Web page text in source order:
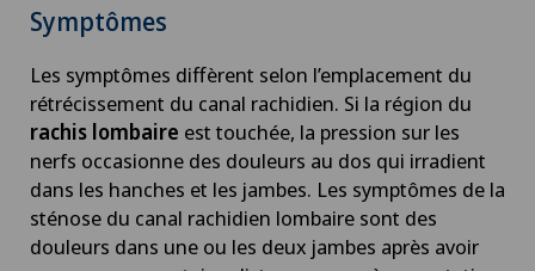
Arthrose du genou
Astigmatisme
Atelier socio-esthétique
Augmentation du volume de la thyroïde (goitre)
Symptômes
Les symptômes diffèrent selon l’emplacement du
rétrécissement du canal rachidien. Si la région du
rachis lombaire est touchée, la pression sur les
nerfs occasionne des douleurs au dos qui irradient
dans les hanches et les jambes. Les symptômes de la
sténose du canal rachidien lombaire sont des
douleurs dans une ou les deux jambes après avoir